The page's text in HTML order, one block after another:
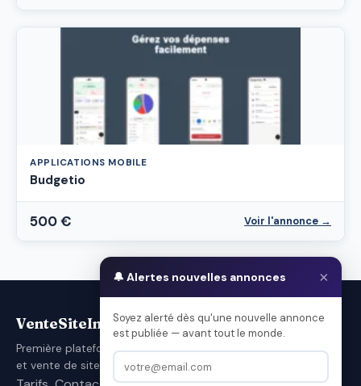
APPLICATIONS MOBILE
Budgetio
500 € Voir l'annonce →
🔔 Alertes nouvelles annonces ×
Soyez alerté dès qu'une nouvelle annonce
est publiée — avant tout le monde.
VenteSiteInternet.com
Première plateforme française d'achat
et vente de sites internet.